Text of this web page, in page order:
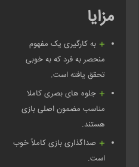
مزایا
به کارگیری یک مفهوم
منحصر به فرد که به خوبی
تحقق یافته است.
جلوه های بصری کاملا
مناسب مضمون اصلی بازی
هستند.
صداگذاری بازی کاملاً خوب
است.